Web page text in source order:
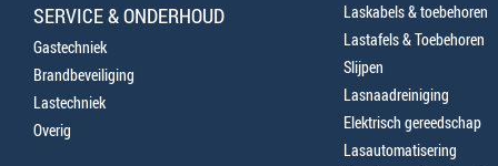
SERVICE & ONDERHOUD
Gastechniek
Brandbeveiliging
Lastechniek
Overig
Laskabels & toebehoren
Lastafels & Toebehoren
Slijpen
Lasnaadreiniging
Elektrisch gereedschap
Lasautomatisering